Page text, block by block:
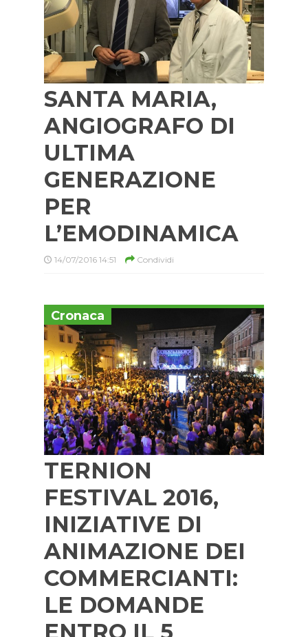
SANTA MARIA,
ANGIOGRAFO DI
ULTIMA
GENERAZIONE
PER
L’EMODINAMICA
14/07/2016 14:51 Condividi
Cronaca
TERNION
FESTIVAL 2016,
INIZIATIVE DI
ANIMAZIONE DEI
COMMERCIANTI:
LE DOMANDE